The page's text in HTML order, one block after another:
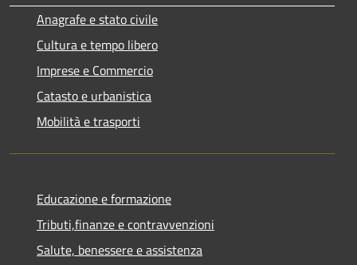
Anagrafe e stato civile
Cultura e tempo libero
Imprese e Commercio
Catasto e urbanistica
Mobilità e trasporti
Educazione e formazione
Tributi,finanze e contravvenzioni
Salute, benessere e assistenza